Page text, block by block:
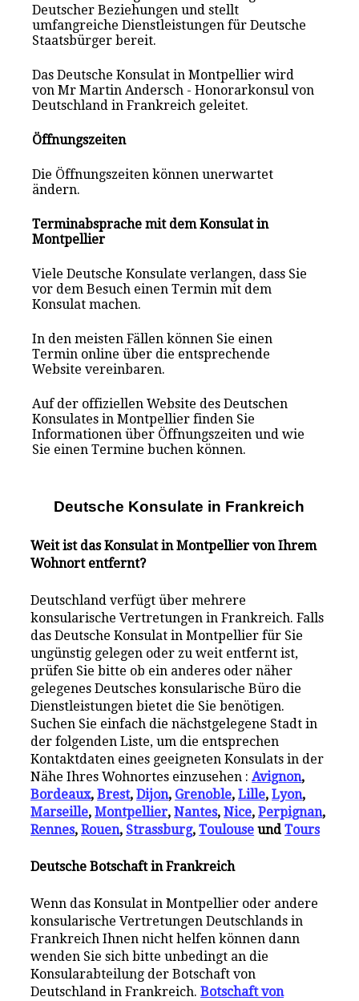
Deutscher Beziehungen und stellt
umfangreiche Dienstleistungen für Deutsche
Staatsbürger bereit.
Das Deutsche Konsulat in Montpellier wird
von Mr Martin Andersch - Honorarkonsul von
Deutschland in Frankreich geleitet.
Öffnungszeiten
Die Öffnungszeiten können unerwartet
ändern.
Terminabsprache mit dem Konsulat in
Montpellier
Viele Deutsche Konsulate verlangen, dass Sie
vor dem Besuch einen Termin mit dem
Konsulat machen.
In den meisten Fällen können Sie einen
Termin online über die entsprechende
Website vereinbaren.
Auf der offiziellen Website des Deutschen
Konsulates in Montpellier finden Sie
Informationen über Öffnungszeiten und wie
Sie einen Termine buchen können.
Deutsche Konsulate in Frankreich
Weit ist das Konsulat in Montpellier von Ihrem
Wohnort entfernt?
Deutschland verfügt über mehrere
konsularische Vertretungen in Frankreich. Falls
das Deutsche Konsulat in Montpellier für Sie
ungünstig gelegen oder zu weit entfernt ist,
prüfen Sie bitte ob ein anderes oder näher
gelegenes Deutsches konsularische Büro die
Dienstleistungen bietet die Sie benötigen.
Suchen Sie einfach die nächstgelegene Stadt in
der folgenden Liste, um die entsprechen
Kontaktdaten eines geeigneten Konsulats in der
Nähe Ihres Wohnortes einzusehen :Avignon,
Bordeaux,Brest,Dijon, Grenoble,Lille,Lyon,
Marseille,Montpellier,Nantes,Nice,Perpignan,
Rennes,Rouen, Strassburg,Toulouse undTours
Deutsche Botschaft in Frankreich
Wenn das Konsulat in Montpellier oder andere
konsularische Vertretungen Deutschlands in
Frankreich Ihnen nicht helfen können dann
wenden Sie sich bitte unbedingt an die
Konsularabteilung der Botschaft von
Deutschland in Frankreich.Botschaft von